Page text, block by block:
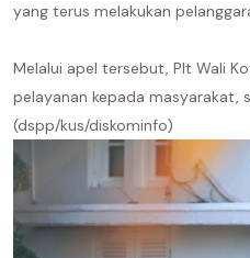
yang terus melakukan
Melalui apel tersebut, Plt Wali
pelayanan kepada masyarakat,
(dspp/kus/diskominfo)